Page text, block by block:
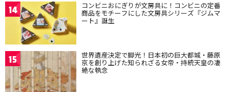
14 コンビニおにぎりが文房具に！コンビニの定番
商品をモチーフにした文房具シリーズ『ジムマ
ート』誕生
15 世界遺産決定で脚光！日本初の巨大都城・藤原
京を創り上げた知られざる女帝・持統天皇の凄
絶な執念